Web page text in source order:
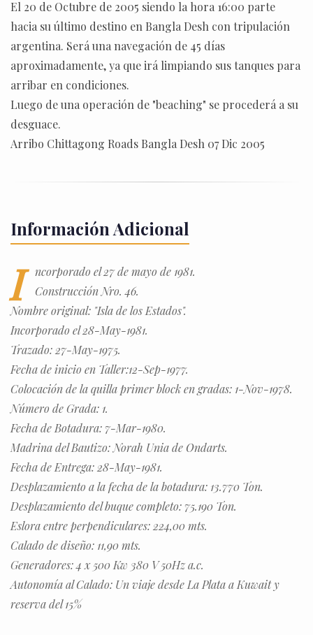
El 20 de Octubre de 2005 siendo la hora 16:00 parte
hacia su último destino en Bangla Desh con tripulación
argentina. Será una navegación de 45 días
aproximadamente, ya que irá limpiando sus tanques para
arribar en condiciones.
Luego de una operación de "beaching" se procederá a su
desguace.
Arribo Chittagong Roads Bangla Desh 07 Dic 2005
Información Adicional
I
ncorporado el 27 de mayo de 1981.
Construcción Nro. 46.
Nombre original: "Isla de los Estados".
Incorporado el 28-May-1981.
Trazado: 27-May-1975.
Fecha de inicio en Taller:12-Sep-1977.
Colocación de la quilla primer block en gradas: 1-Nov-1978.
Número de Grada: 1.
Fecha de Botadura: 7-Mar-1980.
Madrina del Bautizo: Norah Unia de Ondarts.
Fecha de Entrega: 28-May-1981.
Desplazamiento a la fecha de la botadura: 13.770 Ton.
Desplazamiento del buque completo: 75.190 Ton.
Eslora entre perpendiculares: 224,00 mts.
Calado de diseño: 11,90 mts.
Generadores: 4 x 500 Kw 380 V 50Hz a.c.
Autonomía al Calado: Un viaje desde La Plata a Kuwait y
reserva del 15%